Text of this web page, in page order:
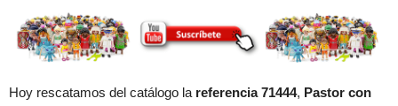
Hoy rescatamos del catálogo la referencia 71444, Pastor con